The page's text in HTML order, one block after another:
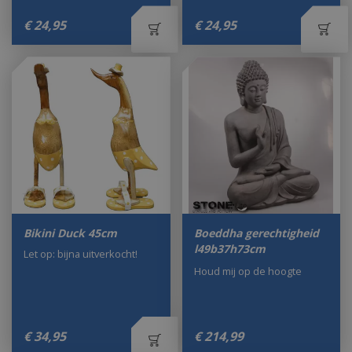
€24,95 € 24,95
Bikini Duck 45cm
€ 34,95
Let op: bijna uitverkocht!
Boeddha gerechtigheid
l49b37h73cm
€ 214,99
Houd mij op de hoogte